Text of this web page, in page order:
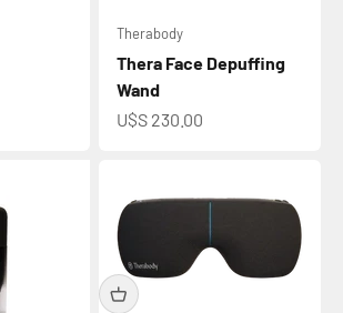
Therabody
Thera Face Depuffing
Wand
Precio de oferta
U$S 230.00